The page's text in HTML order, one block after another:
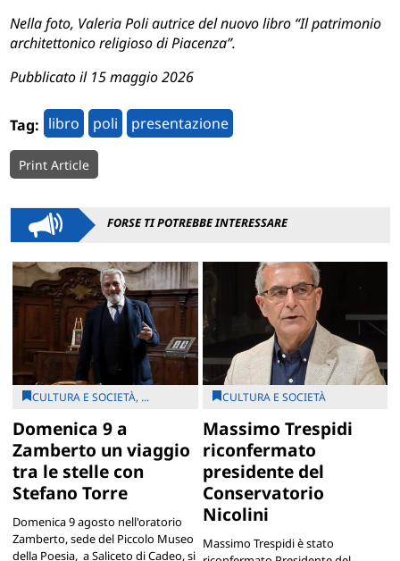
Nella foto, Valeria Poli autrice del nuovo libro “Il patrimonio
architettonico religioso di Piacenza”.
Pubblicato il 15 maggio 2026
Tag: libro poli presentazione
Print Article
FORSE TI POTREBBE INTERESSARE
CULTURA E SOCIETÀ, ...
Domenica 9 a
Zamberto un viaggio
tra le stelle con
Stefano Torre
Domenica 9 agosto nell'oratorio
Zamberto, sede del Piccolo Museo
della Poesia, a Saliceto di Cadeo, si
CULTURA E SOCIETÀ
Massimo Trespidi
riconfermato
presidente del
Conservatorio
Nicolini
Massimo Trespidi è stato